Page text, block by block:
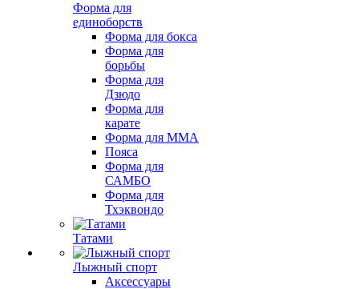
Форма для
единоборств
Форма для бокса
Форма для
борьбы
Форма для
Дзюдо
Форма для
карате
Форма для MMA
Пояса
Форма для
САМБО
Форма для
Тхэквондо
Татами
Лыжный спорт
Аксессуары